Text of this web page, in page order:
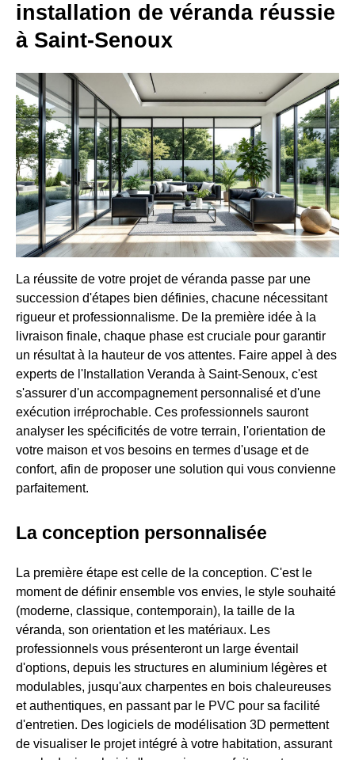
installation de véranda réussie
à Saint-Senoux
La réussite de votre projet de véranda passe par une
succession d'étapes bien définies, chacune nécessitant
rigueur et professionnalisme. De la première idée à la
livraison finale, chaque phase est cruciale pour garantir
un résultat à la hauteur de vos attentes. Faire appel à des
experts de l'Installation Veranda à Saint-Senoux, c'est
s'assurer d'un accompagnement personnalisé et d'une
exécution irréprochable. Ces professionnels sauront
analyser les spécificités de votre terrain, l'orientation de
votre maison et vos besoins en termes d'usage et de
confort, afin de proposer une solution qui vous convienne
parfaitement.
La conception personnalisée
La première étape est celle de la conception. C'est le
moment de définir ensemble vos envies, le style souhaité
(moderne, classique, contemporain), la taille de la
véranda, son orientation et les matériaux. Les
professionnels vous présenteront un large éventail
d'options, depuis les structures en aluminium légères et
modulables, jusqu'aux charpentes en bois chaleureuses
et authentiques, en passant par le PVC pour sa facilité
d'entretien. Des logiciels de modélisation 3D permettent
de visualiser le projet intégré à votre habitation, assurant